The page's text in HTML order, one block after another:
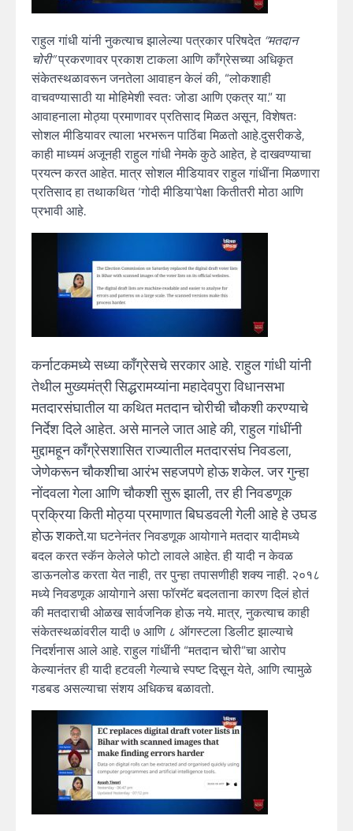
राहुल गांधी यांनी नुकत्याच झालेल्या पत्रकार परिषदेत “मतदान
चोरी”प्रकरणावर प्रकाश टाकला आणि काँग्रेसच्या अधिकृत
संकेतस्थळावरून जनतेला आवाहन केलं की, “लोकशाही
वाचवण्यासाठी या मोहिमेशी स्वतः जोडा आणि एकत्र या.” या
आवाहनाला मोठ्या प्रमाणावर प्रतिसाद मिळत असून, विशेषतः
सोशल मीडियावर त्याला भरभरून पाठिंबा मिळतो आहे.दुसरीकडे,
काही माध्यमं अजूनही राहुल गांधी नेमके कुठे आहेत, हे दाखवण्याचा
प्रयत्न करत आहेत. मात्र सोशल मीडियावर राहुल गांधींना मिळणारा
प्रतिसाद हा तथाकथित ‘गोदी मीडिया’पेक्षा कितीतरी मोठा आणि
प्रभावी आहे.
कर्नाटकमध्ये सध्या काँग्रेसचे सरकार आहे. राहुल गांधी यांनी
तेथील मुख्यमंत्री सिद्धरामय्यांना महादेवपुरा विधानसभा
मतदारसंघातील या कथित मतदान चोरीची चौकशी करण्याचे
निर्देश दिले आहेत. असे मानले जात आहे की, राहुल गांधींनी
मुद्दामहून काँग्रेसशासित राज्यातील मतदारसंघ निवडला,
जेणेकरून चौकशीचा आरंभ सहजपणे होऊ शकेल. जर गुन्हा
नोंदवला गेला आणि चौकशी सुरू झाली, तर ही निवडणूक
प्रक्रिया किती मोठ्या प्रमाणात बिघडवली गेली आहे हे उघड
होऊ शकते.या घटनेनंतर निवडणूक आयोगाने मतदार यादीमध्ये
बदल करत स्कॅन केलेले फोटो लावले आहेत. ही यादी न केवळ
डाऊनलोड करता येत नाही, तर पुन्हा तपासणीही शक्य नाही. २०१८
मध्ये निवडणूक आयोगाने असा फॉरमॅट बदलताना कारण दिलं होतं
की मतदाराची ओळख सार्वजनिक होऊ नये. मात्र, नुकत्याच काही
संकेतस्थळांवरील यादी ७ आणि ८ ऑगस्टला डिलीट झाल्याचे
निदर्शनास आले आहे. राहुल गांधींनी “मतदान चोरी”चा आरोप
केल्यानंतर ही यादी हटवली गेल्याचे स्पष्ट दिसून येते, आणि त्यामुळे
गडबड असल्याचा संशय अधिकच बळावतो.